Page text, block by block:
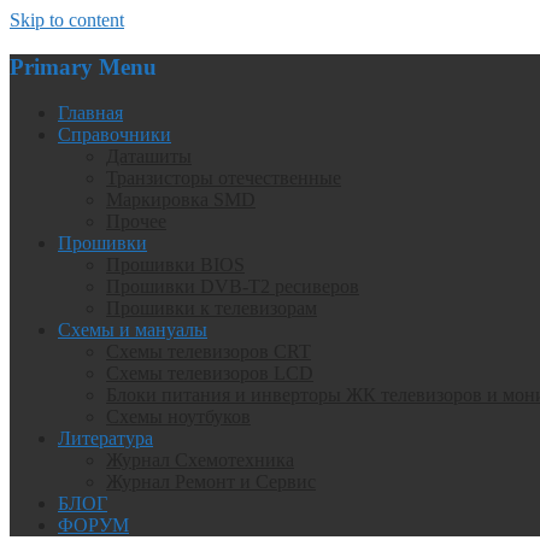
Skip to content
Primary Menu
Главная
Справочники
Прошивки
Схемы и мануалы
Литература
БЛОГ
ФОРУМ